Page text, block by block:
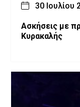
30 Ιουλίου
Ασκήσεις με
Κυρακαλής